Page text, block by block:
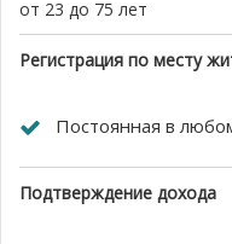
от 23 до 75 лет
Регистрация по месту
Постоянная в
Подтверждение дохода